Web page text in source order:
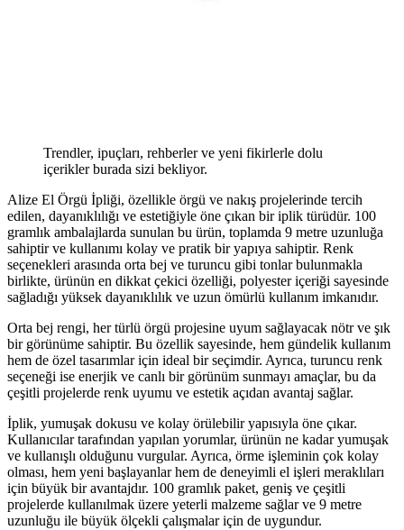
Trendler, ipuçları, rehberler ve yeni fikirlerle dolu
içerikler burada sizi bekliyor.
Alize El Örgü İpliği, özellikle örgü ve nakış projelerinde tercih
edilen, dayanıklılığı ve estetiğiyle öne çıkan bir iplik türüdür. 100
gramlık ambalajlarda sunulan bu ürün, toplamda 9 metre uzunluğa
sahiptir ve kullanımı kolay ve pratik bir yapıya sahiptir. Renk
seçenekleri arasında orta bej ve turuncu gibi tonlar bulunmakla
birlikte, ürünün en dikkat çekici özelliği, polyester içeriği sayesinde
sağladığı yüksek dayanıklılık ve uzun ömürlü kullanım imkanıdır.
Orta bej rengi, her türlü örgü projesine uyum sağlayacak nötr ve şık
bir görünüme sahiptir. Bu özellik sayesinde, hem gündelik kullanım
hem de özel tasarımlar için ideal bir seçimdir. Ayrıca, turuncu renk
seçeneği ise enerjik ve canlı bir görünüm sunmayı amaçlar, bu da
çeşitli projelerde renk uyumu ve estetik açıdan avantaj sağlar.
İplik, yumuşak dokusu ve kolay örülebilir yapısıyla öne çıkar.
Kullanıcılar tarafından yapılan yorumlar, ürünün ne kadar yumuşak
ve kullanışlı olduğunu vurgular. Ayrıca, örme işleminin çok kolay
olması, hem yeni başlayanlar hem de deneyimli el işleri meraklıları
için büyük bir avantajdır. 100 gramlık paket, geniş ve çeşitli
projelerde kullanılmak üzere yeterli malzeme sağlar ve 9 metre
uzunluğu ile büyük ölçekli çalışmalar için de uygundur.